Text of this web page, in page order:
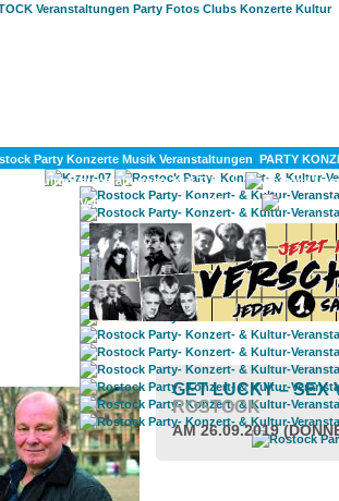
PARTY
KULTUR
DIVERSES
TAGESTIPP
GET LUCKY –
ROSTOCK
AM 26.09.2019